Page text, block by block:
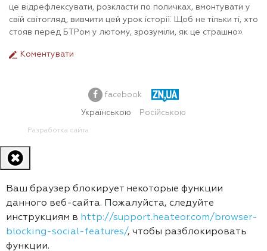
це відрефлексувати, розкласти по поличках, вмонтувати у
свій світогляд, вивчити цей урок історії. Щоб не тільки ті, хто
стояв перед БТРом у лютому, зрозуміли, як це страшно».
Коментувати
facebook
Українською Російською
Разработка сайта
Ваш браузер блокирует некоторые функции
данного веб-сайта. Пожалуйста, следуйте
инструкциям в http://support.heateor.com/browser-
blocking-social-features/, чтобы разблокировать
функции.